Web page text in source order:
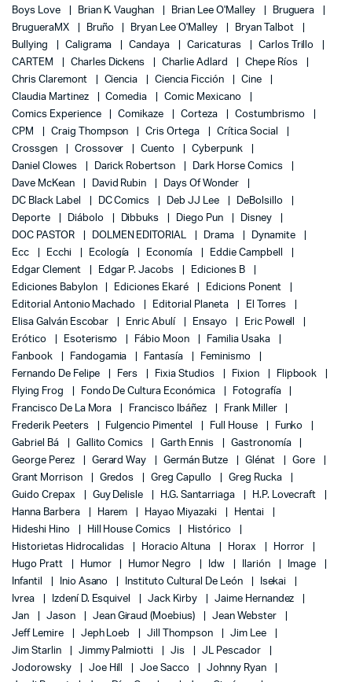
Boys Love
Brian K. Vaughan Brian Lee O'Malley
Bruguera
BrugueraMX
Bruño Bryan Lee O'Malley
Bryan Talbot
Bullying
Caligrama Candaya Caricaturas
Carlos Trillo
CARTEM
Charles Dickens Charlie Adlard
Chepe Ríos
Chris Claremont
Ciencia Ciencia Ficción
Cine
Claudia Martinez
Comedia
Comic Mexicano
Comics Experience
Comikaze Corteza
Costumbrismo
CPM
Craig Thompson Cris Ortega
Crítica Social
Crossgen
Crossover Cuento
Cyberpunk
Daniel Clowes
Darick Robertson
Dark Horse Comics
Dave McKean
David Rubin
Days Of Wonder
DC Black Label
DC Comics Deb JJ Lee
DeBolsillo
Deporte
Diábolo Dibbuks Diego Pun
Disney
DOC PASTOR
DOLMEN EDITORIAL Drama
Dynamite
Ecc
Ecchi Ecología Economía
Eddie Campbell
Edgar Clement
Edgar P. Jacobs
Ediciones B
Ediciones Babylon
Ediciones Ekaré
Edicions Ponent
Editorial Antonio Machado
Editorial Planeta
El Torres
Elisa Galván Escobar
Enric Abulí Ensayo
Eric Powell
Erótico
Esoterismo Fábio Moon
Familia Usaka
Fanbook
Fandogamia Fantasía
Feminismo
Fernando De Felipe
Fers Fixia Studios Fixion
Flipbook
Flying Frog
Fondo De Cultura Económica
Fotografía
Francisco De La Mora
Francisco Ibáñez
Frank Miller
Frederik Peeters
Fulgencio Pimentel Full House
Funko
Gabriel Bá
Gallito Comics Garth Ennis
Gastronomía
George Perez
Gerard Way Germán Butze Glénat
Gore
Grant Morrison
Gredos Greg Capullo
Greg Rucka
Guido Crepax
Guy Delisle H.G. Santarriaga
H.P. Lovecraft
Hanna Barbera
Harem Hayao Miyazaki
Hentai
Hideshi Hino
Hill House Comics
Histórico
Historietas Hidrocalidas
Horacio Altuna Horax
Horror
Hugo Pratt
Humor Humor Negro Idw Ilarión
Image
Infantil
Inio Asano Instituto Cultural De León
Isekai
Ivrea
Izdení D. Esquivel Jack Kirby
Jaime Hernandez
Jan
Jason Jean Giraud (Moebius)
Jean Webster
Jeff Lemire
Jeph Loeb Jill Thompson
Jim Lee
Jim Starlin
Jimmy Palmiotti Jis
JL Pescador
Jodorowsky
Joe Hill Joe Sacco
Johnny Ryan